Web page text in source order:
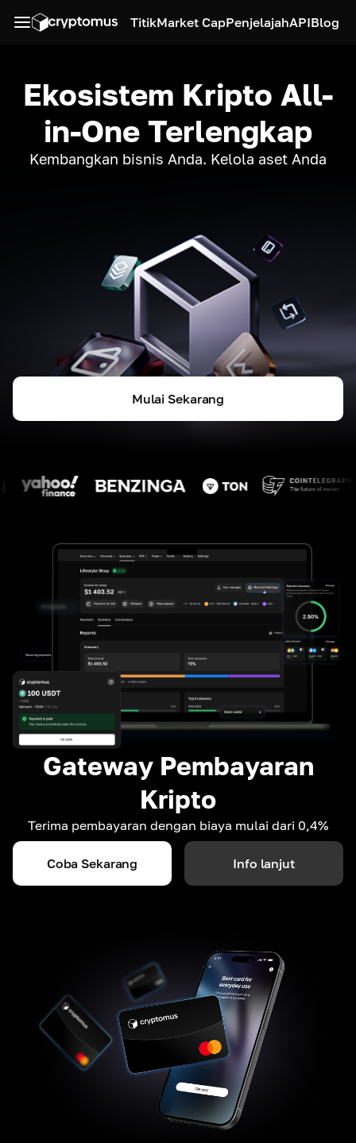
TitikMarket CapPenjelajahAPIBlog
Ekosistem Kripto All-
in-One Terlengkap
Kembangkan bisnis Anda. Kelola aset Anda
Mulai Sekarang
Gateway Pembayaran
Kripto
Terima pembayaran dengan biaya mulai dari 0,4%
Coba Sekarang Info lanjut